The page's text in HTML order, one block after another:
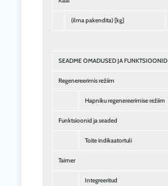
(ilma pakendita) [kg]
SEADME OMADUSED JA FUNKTSIOONID
Regenereerimis režiim
Hapniku regenereerimise režiim
Funktsioonid ja seaded
Toite indikaatortuli
Taimer
Integreeritud